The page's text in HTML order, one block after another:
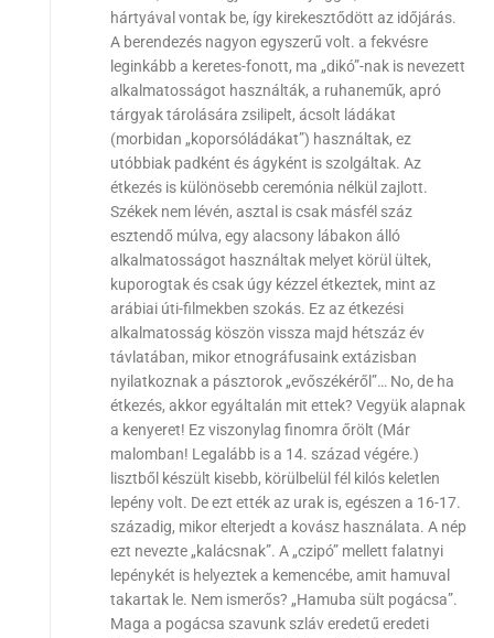
hártyával vontak be, így kirekesztődött az időjárás.
A berendezés nagyon egyszerű volt. a fekvésre
leginkább a keretes-fonott, ma „dikó”-nak is nevezett
alkalmatosságot használták, a ruhaneműk, apró
tárgyak tárolására zsilipelt, ácsolt ládákat
(morbidan „koporsóládákat”) használtak, ez
utóbbiak padként és ágyként is szolgáltak. Az
étkezés is különösebb ceremónia nélkül zajlott.
Székek nem lévén, asztal is csak másfél száz
esztendő múlva, egy alacsony lábakon álló
alkalmatosságot használtak melyet körül ültek,
kuporogtak és csak úgy kézzel étkeztek, mint az
arábiai úti-filmekben szokás. Ez az étkezési
alkalmatosság köszön vissza majd hétszáz év
távlatában, mikor etnográfusaink extázisban
nyilatkoznak a pásztorok „evőszékéről”… No, de ha
étkezés, akkor egyáltalán mit ettek? Vegyük alapnak
a kenyeret! Ez viszonylag finomra őrölt (Már
malomban! Legalább is a 14. század végére.)
lisztből készült kisebb, körülbelül fél kilós keletlen
lepény volt. De ezt ették az urak is, egészen a 16-17.
századig, mikor elterjedt a kovász használata. A nép
ezt nevezte „kalácsnak”. A „czipó” mellett falatnyi
lepénykét is helyeztek a kemencébe, amit hamuval
takartak le. Nem ismerős? „Hamuba sült pogácsa”.
Maga a pogácsa szavunk szláv eredetű eredeti